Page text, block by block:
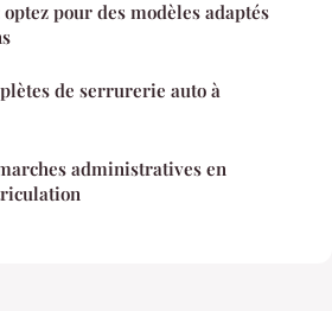
optez pour des modèles adaptés
de serrurerie auto à
administratives en